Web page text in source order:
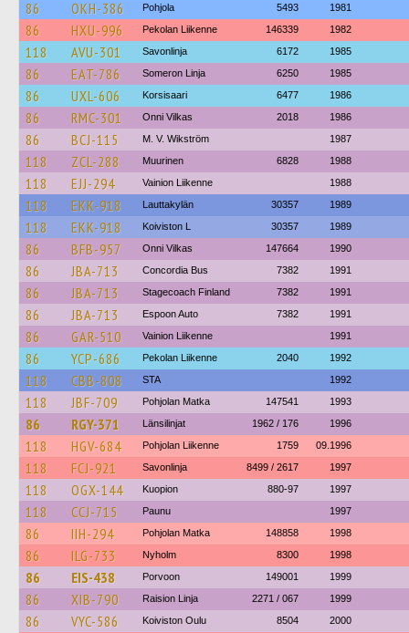
86 OKH-386 Pohjola 5493 1981
86 HXU-996 Pekolan Liikenne 146339 1982
118 AVU-301 Savonlinja 6172 1985
86 EAT-786 Someron Linja 6250 1985
86 UXL-606 Korsisaari 6477 1986
86 RMC-301 Onni Vilkas 2018 1986
86 BCJ-115 M. V. Wikström 1987
118 ZCL-288 Muurinen 6828 1988
118 EJJ-294 Vainion Liikenne 1988
118 EKK-918 Lauttakylän 30357 1989
118 EKK-918 Koiviston L 30357 1989
86 BFB-957 Onni Vilkas 147664 1990
86 JBA-713 Concordia Bus 7382 1991
86 JBA-713 Stagecoach Finland 7382 1991
86 JBA-713 Espoon Auto 7382 1991
86 GAR-510 Vainion Liikenne 1991
86 YCP-686 Pekolan Liikenne 2040 1992
118 CBB-808 STA 1992
118 JBF-709 Pohjolan Matka 147541 1993
86 RGY-371 Länsilinjat 1962 / 176 1996
118 HGV-684 Pohjolan Liikenne 1759 09.1996
118 FCJ-921 Savonlinja 8499 / 2617 1997
118 OGX-144 Kuopion 880-97 1997
118 CCJ-715 Paunu 1997
86 IIH-294 Pohjolan Matka 148858 1998
86 ILG-733 Nyholm 8300 1998
86 EIS-438 Porvoon 149001 1999
86 XIB-790 Raision Linja 2271 / 067 1999
86 VYC-586 Koiviston Oulu 8504 2000